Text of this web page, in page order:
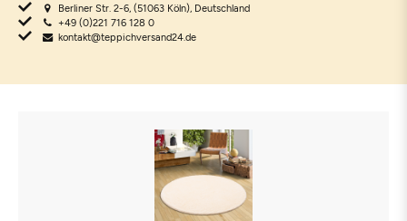
Berliner Str. 2-6, (51063 Köln), Deutschland
+49 (0)221 716 128 0
kontakt@teppichversand24.de